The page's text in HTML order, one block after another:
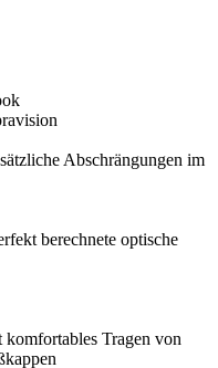
Abschrängungen im
berechnete optische
Tragen von